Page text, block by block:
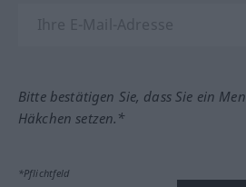
Bitte bestätigen Sie, dass Sie ein
Häkchen setzen.*
*Pflichtfeld